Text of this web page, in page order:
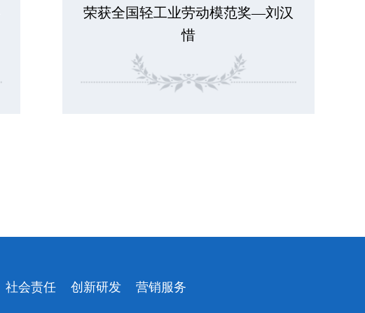
荣获全国轻工业劳动模范奖—刘汉
惜
社会责任 创新研发 营销服务